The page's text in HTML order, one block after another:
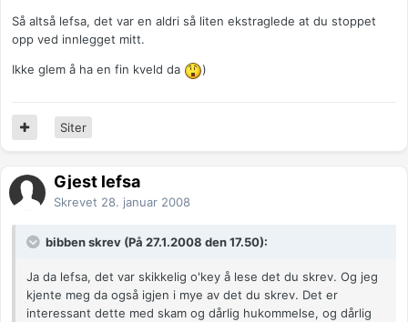
Så altså lefsa, det var en aldri så liten ekstraglede at du stoppet
opp ved innlegget mitt.
Ikke glem å ha en fin kveld da )
Siter
Gjest lefsa
Skrevet 28. januar 2008
bibben skrev (På 27.1.2008 den 17.50):
Ja da lefsa, det var skikkelig o'key å lese det du skrev. Og jeg
kjente meg da også igjen i mye av det du skrev. Det er
interessant dette med skam og dårlig hukommelse, og dårlig